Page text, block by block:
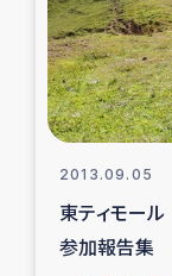
アイナロ
ベ
2013.09.05
東ティモー
参加報告集